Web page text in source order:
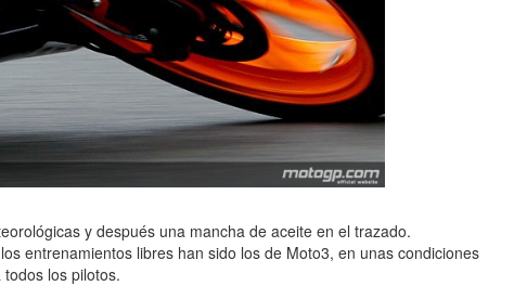
y después una mancha de aceite en el trazado.
entrenamientos libres han sido los de Moto3, en unas condiciones
los pilotos.